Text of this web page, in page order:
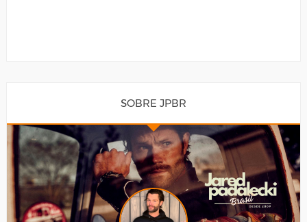
SOBRE JPBR